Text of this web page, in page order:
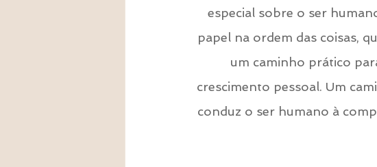
especial sobre o ser
papel na ordem das coisas,
um caminho prático
crescimento pessoal. Um
conduz o ser humano à